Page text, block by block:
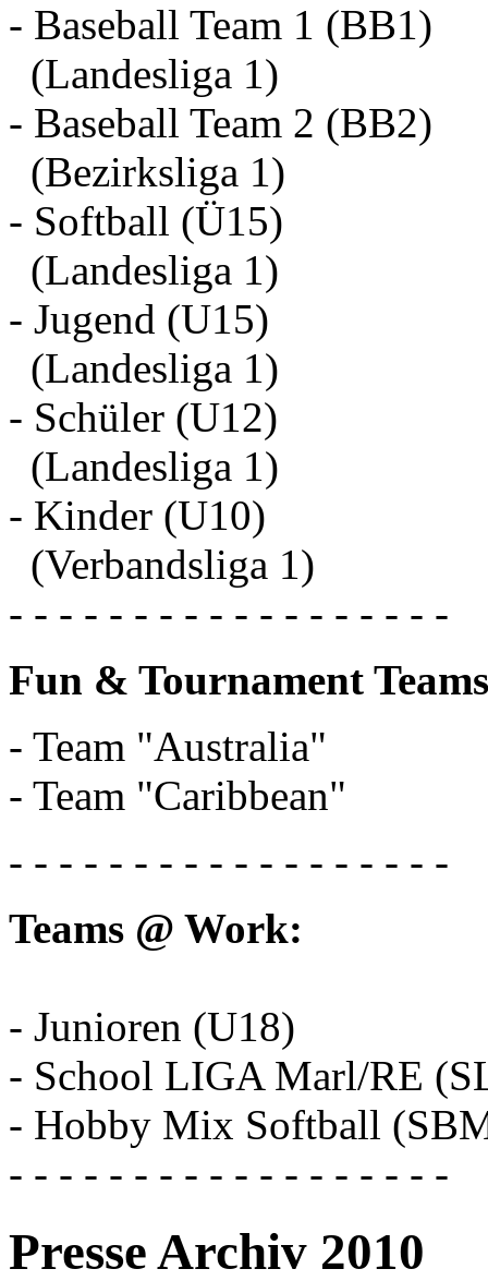
- Baseball Team 1 (BB1)
(Landesliga 1)
- Baseball Team 2 (BB2)
(Bezirksliga 1)
- Softball (Ü15)
(Landesliga 1)
- Jugend (U15)
(Landesliga 1)
- Schüler (U12)
(Landesliga 1)
- Kinder (U10)
(Verbandsliga 1)
- - - - - - - - - - - - - - - - - -
Fun & Tournament
- Team "Australia"
- Team "Caribbean"
- - - - - - - - - - - - - - - - - -
Teams @ Work:
- Junioren (U18)
- School LIGA Marl/RE
- Hobby Mix Softball
- - - - - - - - - - - - - - - - - -
Presse Archiv 2010